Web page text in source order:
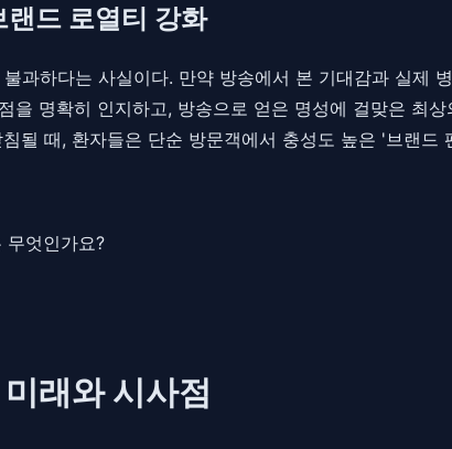
드 로열티 강화
과하다는 사실이다. 만약 방송에서 본 기대감과 실제
을 명확히 인지하고, 방송으로 얻은 명성에 걸맞은 최
될 때, 환자들은 단순 방문객에서 충성도 높은 '브랜드
무엇인가요?
래와 시사점